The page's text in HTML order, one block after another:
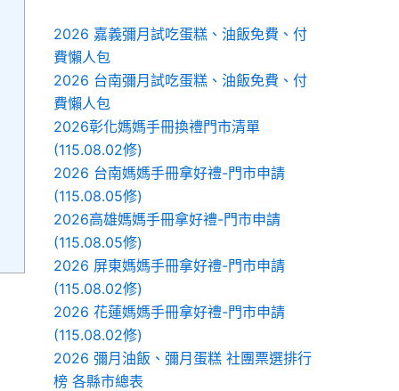
2026 嘉義彌月試吃蛋糕、油飯免費、付
費懶人包
2026 台南彌月試吃蛋糕、油飯免費、付
費懶人包
2026彰化媽媽手冊換禮門市清單
(115.08.02修)
2026 台南媽媽手冊拿好禮-門市申請
(115.08.05修)
2026高雄媽媽手冊拿好禮-門市申請
(115.08.05修)
2026 屏東媽媽手冊拿好禮-門市申請
(115.08.02修)
2026 花蓮媽媽手冊拿好禮-門市申請
(115.08.02修)
2026 彌月油飯、彌月蛋糕 社團票選排行
榜 各縣市總表